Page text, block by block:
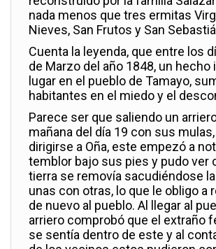
nada menos que tres ermitas
Nieves, San Frutos y San
Cuenta la leyenda, que entre los
de Marzo del año 1848, un
lugar en el pueblo de Tamayo,
habitantes en el miedo y el
Parece ser que saliendo un
mañana del día 19 con sus mulas,
dirigirse a Oña, este empezó a
temblor bajo sus pies y pudo ver
tierra se removía sacudiéndose
unas con otras, lo que le obligo a
de nuevo al pueblo. Al llegar al
arriero comprobó que el extraño
se sentía dentro de este y al